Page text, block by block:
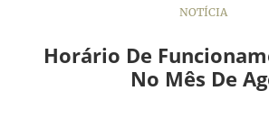
NOTÍCIA
Horário De
No Mês De